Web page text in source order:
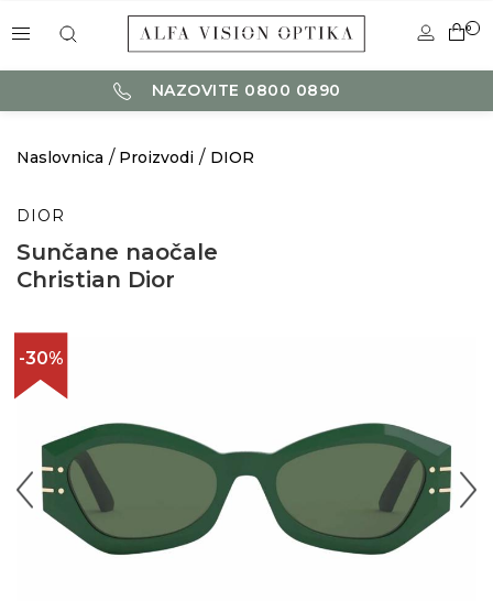
0
NAZOVITE 0800 0890
Naslovnica Proizvodi DIOR
DIOR
Sunčane naočale
Christian Dior
-30%